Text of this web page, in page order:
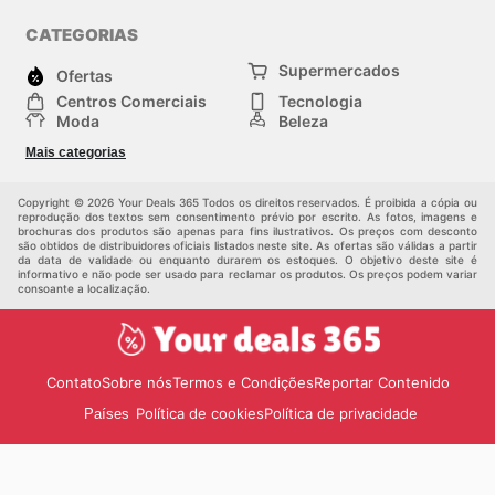
CATEGORIAS
Ofertas
Supermercados
Centros Comerciais
Tecnologia
Moda
Beleza
Construção e jardinagem
Mais categorias
Copyright © 2026 Your Deals 365 Todos os direitos reservados. É proibida a cópia ou
reprodução dos textos sem consentimento prévio por escrito. As fotos, imagens e
brochuras dos produtos são apenas para fins ilustrativos. Os preços com desconto
são obtidos de distribuidores oficiais listados neste site. As ofertas são válidas a partir
da data de validade ou enquanto durarem os estoques. O objetivo deste site é
informativo e não pode ser usado para reclamar os produtos. Os preços podem variar
consoante a localização.
ContatoSobre nósTermos e CondiçõesReportar Contenido
Países Política de cookiesPolítica de privacidade